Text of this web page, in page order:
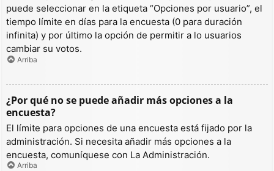
puede seleccionar en la etiqueta “Opciones por usuario”, el
tiempo límite en días para la encuesta (0 para duración
infinita) y por último la opción de permitir a lo usuarios
cambiar su votos.
Arriba
¿Por qué no se puede añadir más opciones a la
encuesta?
El límite para opciones de una encuesta está fijado por la
administración. Si necesita añadir más opciones a la
encuesta, comuníquese con La Administración.
Arriba